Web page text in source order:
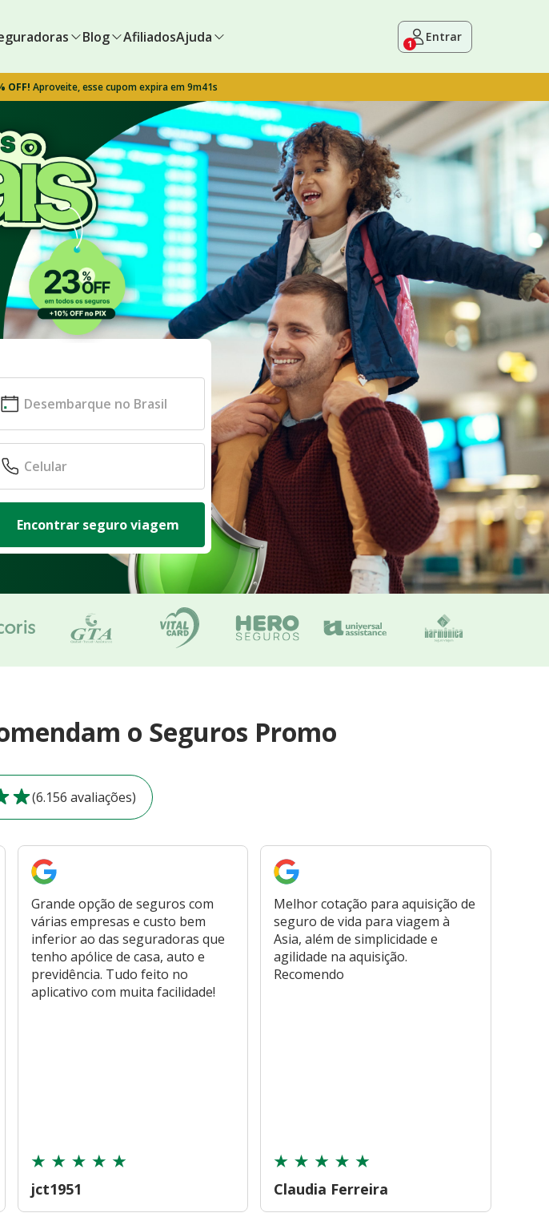
Blog AfiliadosAjuda 1 Entrar
OFF! Aproveite, esse cupom expira em 9m40s
Encontrar seguro viagem
o Seguros Promo
(6.156 avaliações)
Grande opção de seguros com
várias empresas e custo bem
inferior ao das seguradoras que
tenho apólice de casa, auto e
previdência. Tudo feito no
aplicativo com muita facilidade!
jct1951
Melhor cotação para aquisição de
seguro de vida para viagem à
Asia, além de simplicidade e
agilidade na aquisição.
Recomendo
Claudia Ferreira